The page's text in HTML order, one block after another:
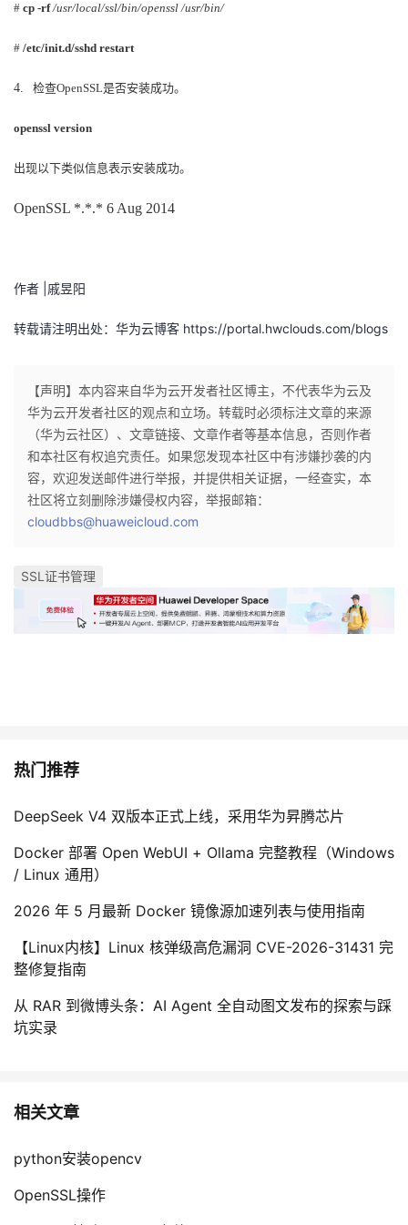
堂
的
课
我
的
证
我
实
验
的
收
藏
我
技
术
持
的
云
建
议
# cp -rf/usr/local/ssl/bin/openssl /usr/bin/
# /etc/init.d/sshd restart
4. 检查OpenSSL是否安装成功。
openssl version
出现以下类似信息表示安装成功。
OpenSSL *.*.* 6 Aug 2014
作者 |戚昱阳
转载请注明出处：华为云博客 https://portal.hwclouds.com/blogs
【声明】本内容来自华为云开发者社区博主，不代表华为云及
华为云开发者社区的观点和立场。转载时必须标注文章的来源
（华为云社区）、文章链接、文章作者等基本信息，否则作者
和本社区有权追究责任。如果您发现本社区中有涉嫌抄袭的内
容，欢迎发送邮件进行举报，并提供相关证据，一经查实，本
社区将立刻删除涉嫌侵权内容，举报邮箱：
cloudbbs@huaweicloud.com
SSL证书管理
热门推荐
DeepSeek V4 双版本正式上线，采用华为昇腾芯片
Docker 部署 Open WebUI + Ollama 完整教程（Windows
/ Linux 通用）
2026 年 5 月最新 Docker 镜像源加速列表与使用指南
【Linux内核】Linux 核弹级高危漏洞 CVE-2026-31431 完
整修复指南
从 RAR 到微博头条：AI Agent 全自动图文发布的探索与踩
坑实录
相关文章
python安装opencv
OpenSSL操作